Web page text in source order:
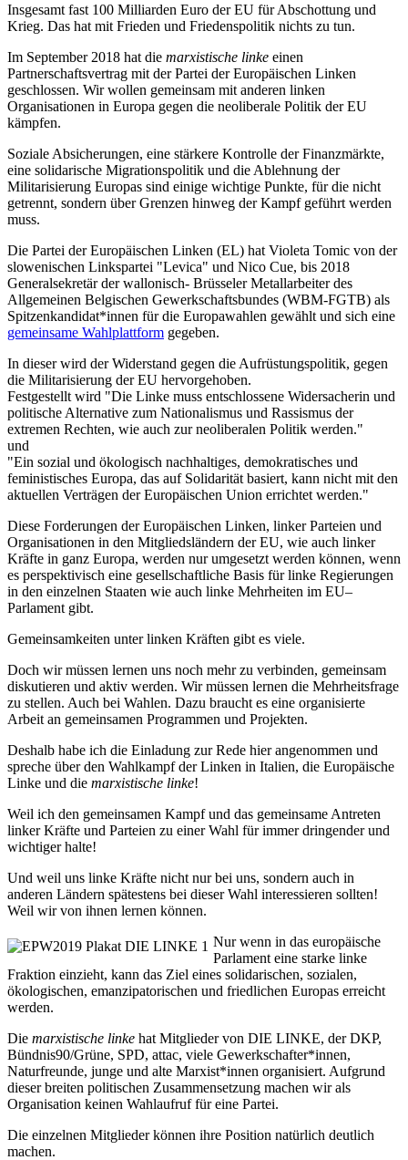
Insgesamt fast 100 Milliarden Euro der EU für Abschottung und
Krieg. Das hat mit Frieden und Friedenspolitik nichts zu tun.
Im September 2018 hat die marxistische linke einen
Partnerschaftsvertrag mit der Partei der Europäischen Linken
geschlossen. Wir wollen gemeinsam mit anderen linken
Organisationen in Europa gegen die neoliberale Politik der EU
kämpfen.
Soziale Absicherungen, eine stärkere Kontrolle der Finanzmärkte,
eine solidarische Migrationspolitik und die Ablehnung der
Militarisierung Europas sind einige wichtige Punkte, für die nicht
getrennt, sondern über Grenzen hinweg der Kampf geführt werden
muss.
Die Partei der Europäischen Linken (EL) hat Violeta Tomic von der
slowenischen Linkspartei "Levica" und Nico Cue, bis 2018
Generalsekretär der wallonisch- Brüsseler Metallarbeiter des
Allgemeinen Belgischen Gewerkschaftsbundes (WBM-FGTB) als
Spitzenkandidat*innen für die Europawahlen gewählt und sich eine
gemeinsame Wahlplattform gegeben.
In dieser wird der Widerstand gegen die Aufrüstungspolitik, gegen
die Militarisierung der EU hervorgehoben.
Festgestellt wird "Die Linke muss entschlossene Widersacherin und
politische Alternative zum Nationalismus und Rassismus der
extremen Rechten, wie auch zur neoliberalen Politik werden."
und
"Ein sozial und ökologisch nachhaltiges, demokratisches und
feministisches Europa, das auf Solidarität basiert, kann nicht mit den
aktuellen Verträgen der Europäischen Union errichtet werden."
Diese Forderungen der Europäischen Linken, linker Parteien und
Organisationen in den Mitgliedsländern der EU, wie auch linker
Kräfte in ganz Europa, werden nur umgesetzt werden können, wenn
es perspektivisch eine gesellschaftliche Basis für linke Regierungen
in den einzelnen Staaten wie auch linke Mehrheiten im EU–
Parlament gibt.
Gemeinsamkeiten unter linken Kräften gibt es viele.
Doch wir müssen lernen uns noch mehr zu verbinden, gemeinsam
diskutieren und aktiv werden. Wir müssen lernen die Mehrheitsfrage
zu stellen. Auch bei Wahlen. Dazu braucht es eine organisierte
Arbeit an gemeinsamen Programmen und Projekten.
Deshalb habe ich die Einladung zur Rede hier angenommen und
spreche über den Wahlkampf der Linken in Italien, die Europäische
Linke und die marxistische linke!
Weil ich den gemeinsamen Kampf und das gemeinsame Antreten
linker Kräfte und Parteien zu einer Wahl für immer dringender und
wichtiger halte!
Und weil uns linke Kräfte nicht nur bei uns, sondern auch in
anderen Ländern spätestens bei dieser Wahl interessieren sollten!
Weil wir von ihnen lernen können.
Nur wenn in das europäische
Parlament eine starke linke
Fraktion einzieht, kann das Ziel eines solidarischen, sozialen,
ökologischen, emanzipatorischen und friedlichen Europas erreicht
werden.
Die marxistische linke hat Mitglieder von DIE LINKE, der DKP,
Bündnis90/Grüne, SPD, attac, viele Gewerkschafter*innen,
Naturfreunde, junge und alte Marxist*innen organisiert. Aufgrund
dieser breiten politischen Zusammensetzung machen wir als
Organisation keinen Wahlaufruf für eine Partei.
Die einzelnen Mitglieder können ihre Position natürlich deutlich
machen.